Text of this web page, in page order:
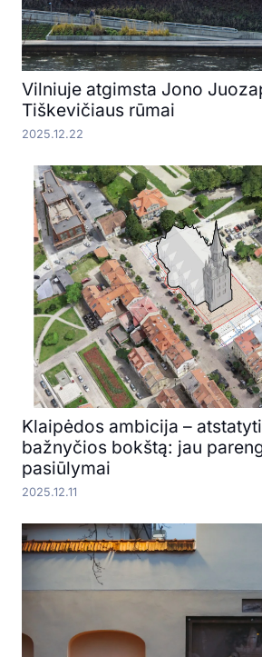
Vilniuje atgimsta Jono
Tiškevičiaus rūmai
2025.12.22
Klaipėdos ambicija –
bažnyčios bokštą: jau
pasiūlymai
2025.12.11